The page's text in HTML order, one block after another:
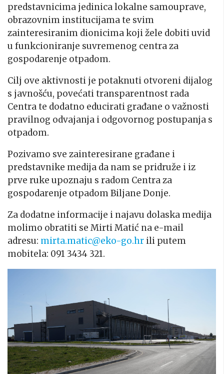
predstavnicima jedinica lokalne samouprave,
obrazovnim institucijama te svim
zainteresiranim dionicima koji žele dobiti uvid
u funkcioniranje suvremenog centra za
gospodarenje otpadom.
Cilj ove aktivnosti je potaknuti otvoreni dijalog
s javnošću, povećati transparentnost rada
Centra te dodatno educirati građane o važnosti
pravilnog odvajanja i odgovornog postupanja s
otpadom.
Pozivamo sve zainteresirane građane i
predstavnike medija da nam se pridruže i iz
prve ruke upoznaju s radom Centra za
gospodarenje otpadom Biljane Donje.
Za dodatne informacije i najavu dolaska medija
molimo obratiti se Mirti Matić na e-mail
adresu: mirta.matic@eko-go.hr ili putem
mobitela: 091 3434 321.